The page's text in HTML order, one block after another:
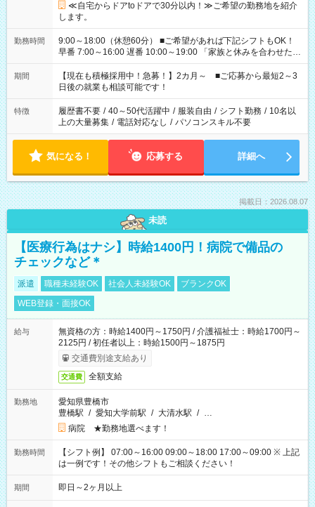
≪自宅からドアtoドアで30分以内！≫ご希望の勤務地を紹介
します。
勤務時間
9:00～18:00（休憩60分） ■ご希望があれば下記シフトもOK！
早番 7:00～16:00 遅番 10:00～19:00 「家族と休みを合わせた
い」 「余裕を持って夕飯の準備がしたい」 「できれば残業はし
たくない」 など、ご希望を教えてくださいね。 ※Wワーク希望
の方へ 今ご覧のお仕事で希望する勤務時間と、もう1つのお仕事
の勤務時間。 合計で週40時間を超える場合は応募できません。
期間
【現在も積極採用中！急募！】2カ月～ ■ご応募から最短2～3
日後の就業も相談可能です！
特徴 履歴書不要 / 40～50代活躍中 / 服装自由 / シフト勤務 / 10名以
上の大量募集 / 電話対応なし / パソコンスキル不要
気になる！ 応募する 詳細へ
掲載日：2026.08.07
未読
【医療行為はナシ】時給1400円！病院で備品の
チェックなど＊
派遣 職種未経験OK 社会人未経験OK
ブランクOK
WEB登録・面接OK
給与
無資格の方：時給1400円～1750円 / 介護福祉士：時給1700円～
2125円 / 初任者以上：時給1500円～1875円
交通費別途支給あり
交通費 全額支給
勤務地
愛知県豊橋市
豊橋駅 / 愛知大学前駅 / 大清水駅 / …
病院 ★勤務地選べます！
勤務時間
【シフト例】 07:00～16:00 09:00～18:00 17:00～09:00 ※ 上記
は一例です！その他シフトもご相談ください！
期間 即日～2ヶ月以上